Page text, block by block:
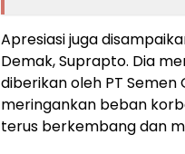
Apresiasi juga
Demak, Suprapto. Dia
diberikan oleh PT
meringankan beban
terus berkembang dan